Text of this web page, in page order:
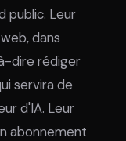
public. Leur
dans
dire rédiger
servira de
d'IA. Leur
abonnement